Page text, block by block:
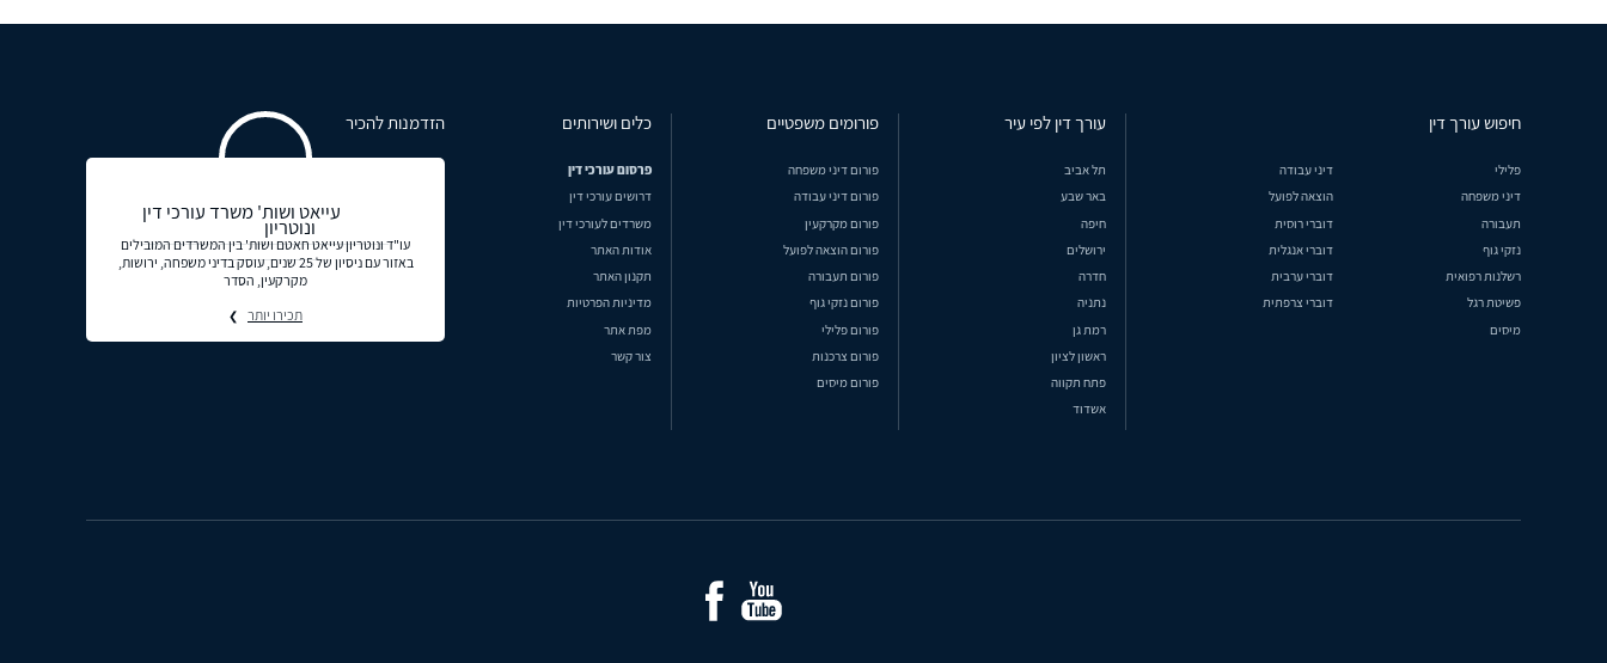
חיפוש עורך דין
פלילי
דיני עבודה
דיני משפחה
הוצאה לפועל
תעבורה
דוברי רוסית
נזקי גוף
דוברי אנגלית
רשלנות רפואית
דוברי ערבית
פשיטת רגל
דוברי צרפתית
מיסים
עורך דין לפי עיר
תל אביב
באר שבע
חיפה
ירושלים
חדרה
נתניה
רמת גן
ראשון לציון
פתח תקווה
אשדוד
פורומים משפטיים
פורום דיני משפחה
פורום דיני עבודה
פורום מקרקעין
פורום הוצאה לפועל
פורום תעבורה
פורום נזקי גוף
פורום פלילי
פורום צרכנות
פורום מיסים
כלים ושירותים
פרסום עורכי דין
דרושים עורכי דין
משרדים לעורכי דין
אודות האתר
תקנון האתר
מדיניות הפרטיות
מפת אתר
צור קשר
הזדמנות להכיר
עייאט ושות' משרד עורכי דין
ונוטריון
עו"ד ונוטריון עייאט חאטם ושות' בין המשרדים המובילים
באזור עם ניסיון של 25 שנים, עוסק בדיני משפחה, ירושות,
מקרקעין, הסדר
תכירו יותר